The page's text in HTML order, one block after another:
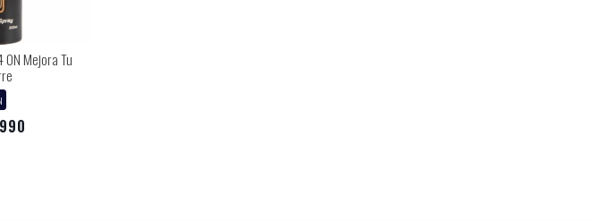
Mejora Tu